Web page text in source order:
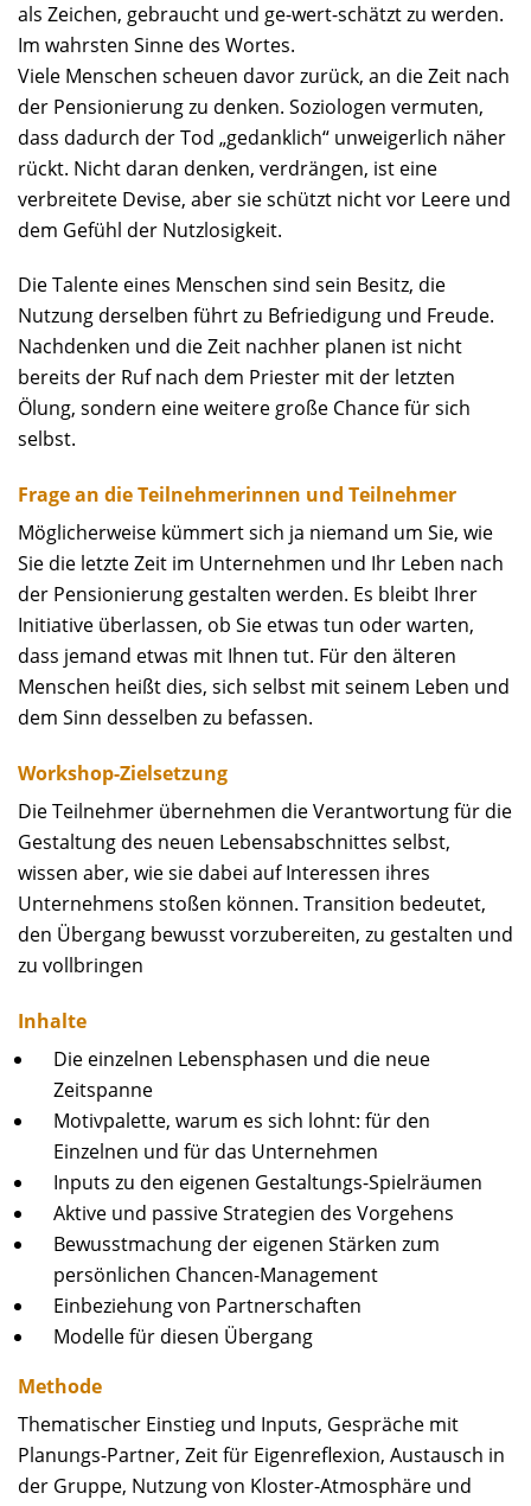
als Zeichen, gebraucht und ge-wert-schätzt zu werden.
Im wahrsten Sinne des Wortes.
Viele Menschen scheuen davor zurück, an die Zeit nach
der Pensionierung zu denken. Soziologen vermuten,
dass dadurch der Tod „gedanklich“ unweigerlich näher
rückt. Nicht daran denken, verdrängen, ist eine
verbreitete Devise, aber sie schützt nicht vor Leere und
dem Gefühl der Nutzlosigkeit.
Die Talente eines Menschen sind sein Besitz, die
Nutzung derselben führt zu Befriedigung und Freude.
Nachdenken und die Zeit nachher planen ist nicht
bereits der Ruf nach dem Priester mit der letzten
Ölung, sondern eine weitere große Chance für sich
selbst.
Frage an die Teilnehmerinnen und Teilnehmer
Möglicherweise kümmert sich ja niemand um Sie, wie
Sie die letzte Zeit im Unternehmen und Ihr Leben nach
der Pensionierung gestalten werden. Es bleibt Ihrer
Initiative überlassen, ob Sie etwas tun oder warten,
dass jemand etwas mit Ihnen tut. Für den älteren
Menschen heißt dies, sich selbst mit seinem Leben und
dem Sinn desselben zu befassen.
Workshop-Zielsetzung
Die Teilnehmer übernehmen die Verantwortung für die
Gestaltung des neuen Lebensabschnittes selbst,
wissen aber, wie sie dabei auf Interessen ihres
Unternehmens stoßen können. Transition bedeutet,
den Übergang bewusst vorzubereiten, zu gestalten und
zu vollbringen
Inhalte
Die einzelnen Lebensphasen und die neue
Zeitspanne
Motivpalette, warum es sich lohnt: für den
Einzelnen und für das Unternehmen
Inputs zu den eigenen Gestaltungs-Spielräumen
Aktive und passive Strategien des Vorgehens
Bewusstmachung der eigenen Stärken zum
persönlichen Chancen-Management
Einbeziehung von Partnerschaften
Modelle für diesen Übergang
Methode
Thematischer Einstieg und Inputs, Gespräche mit
Planungs-Partner, Zeit für Eigenreflexion, Austausch in
der Gruppe, Nutzung von Kloster-Atmosphäre und